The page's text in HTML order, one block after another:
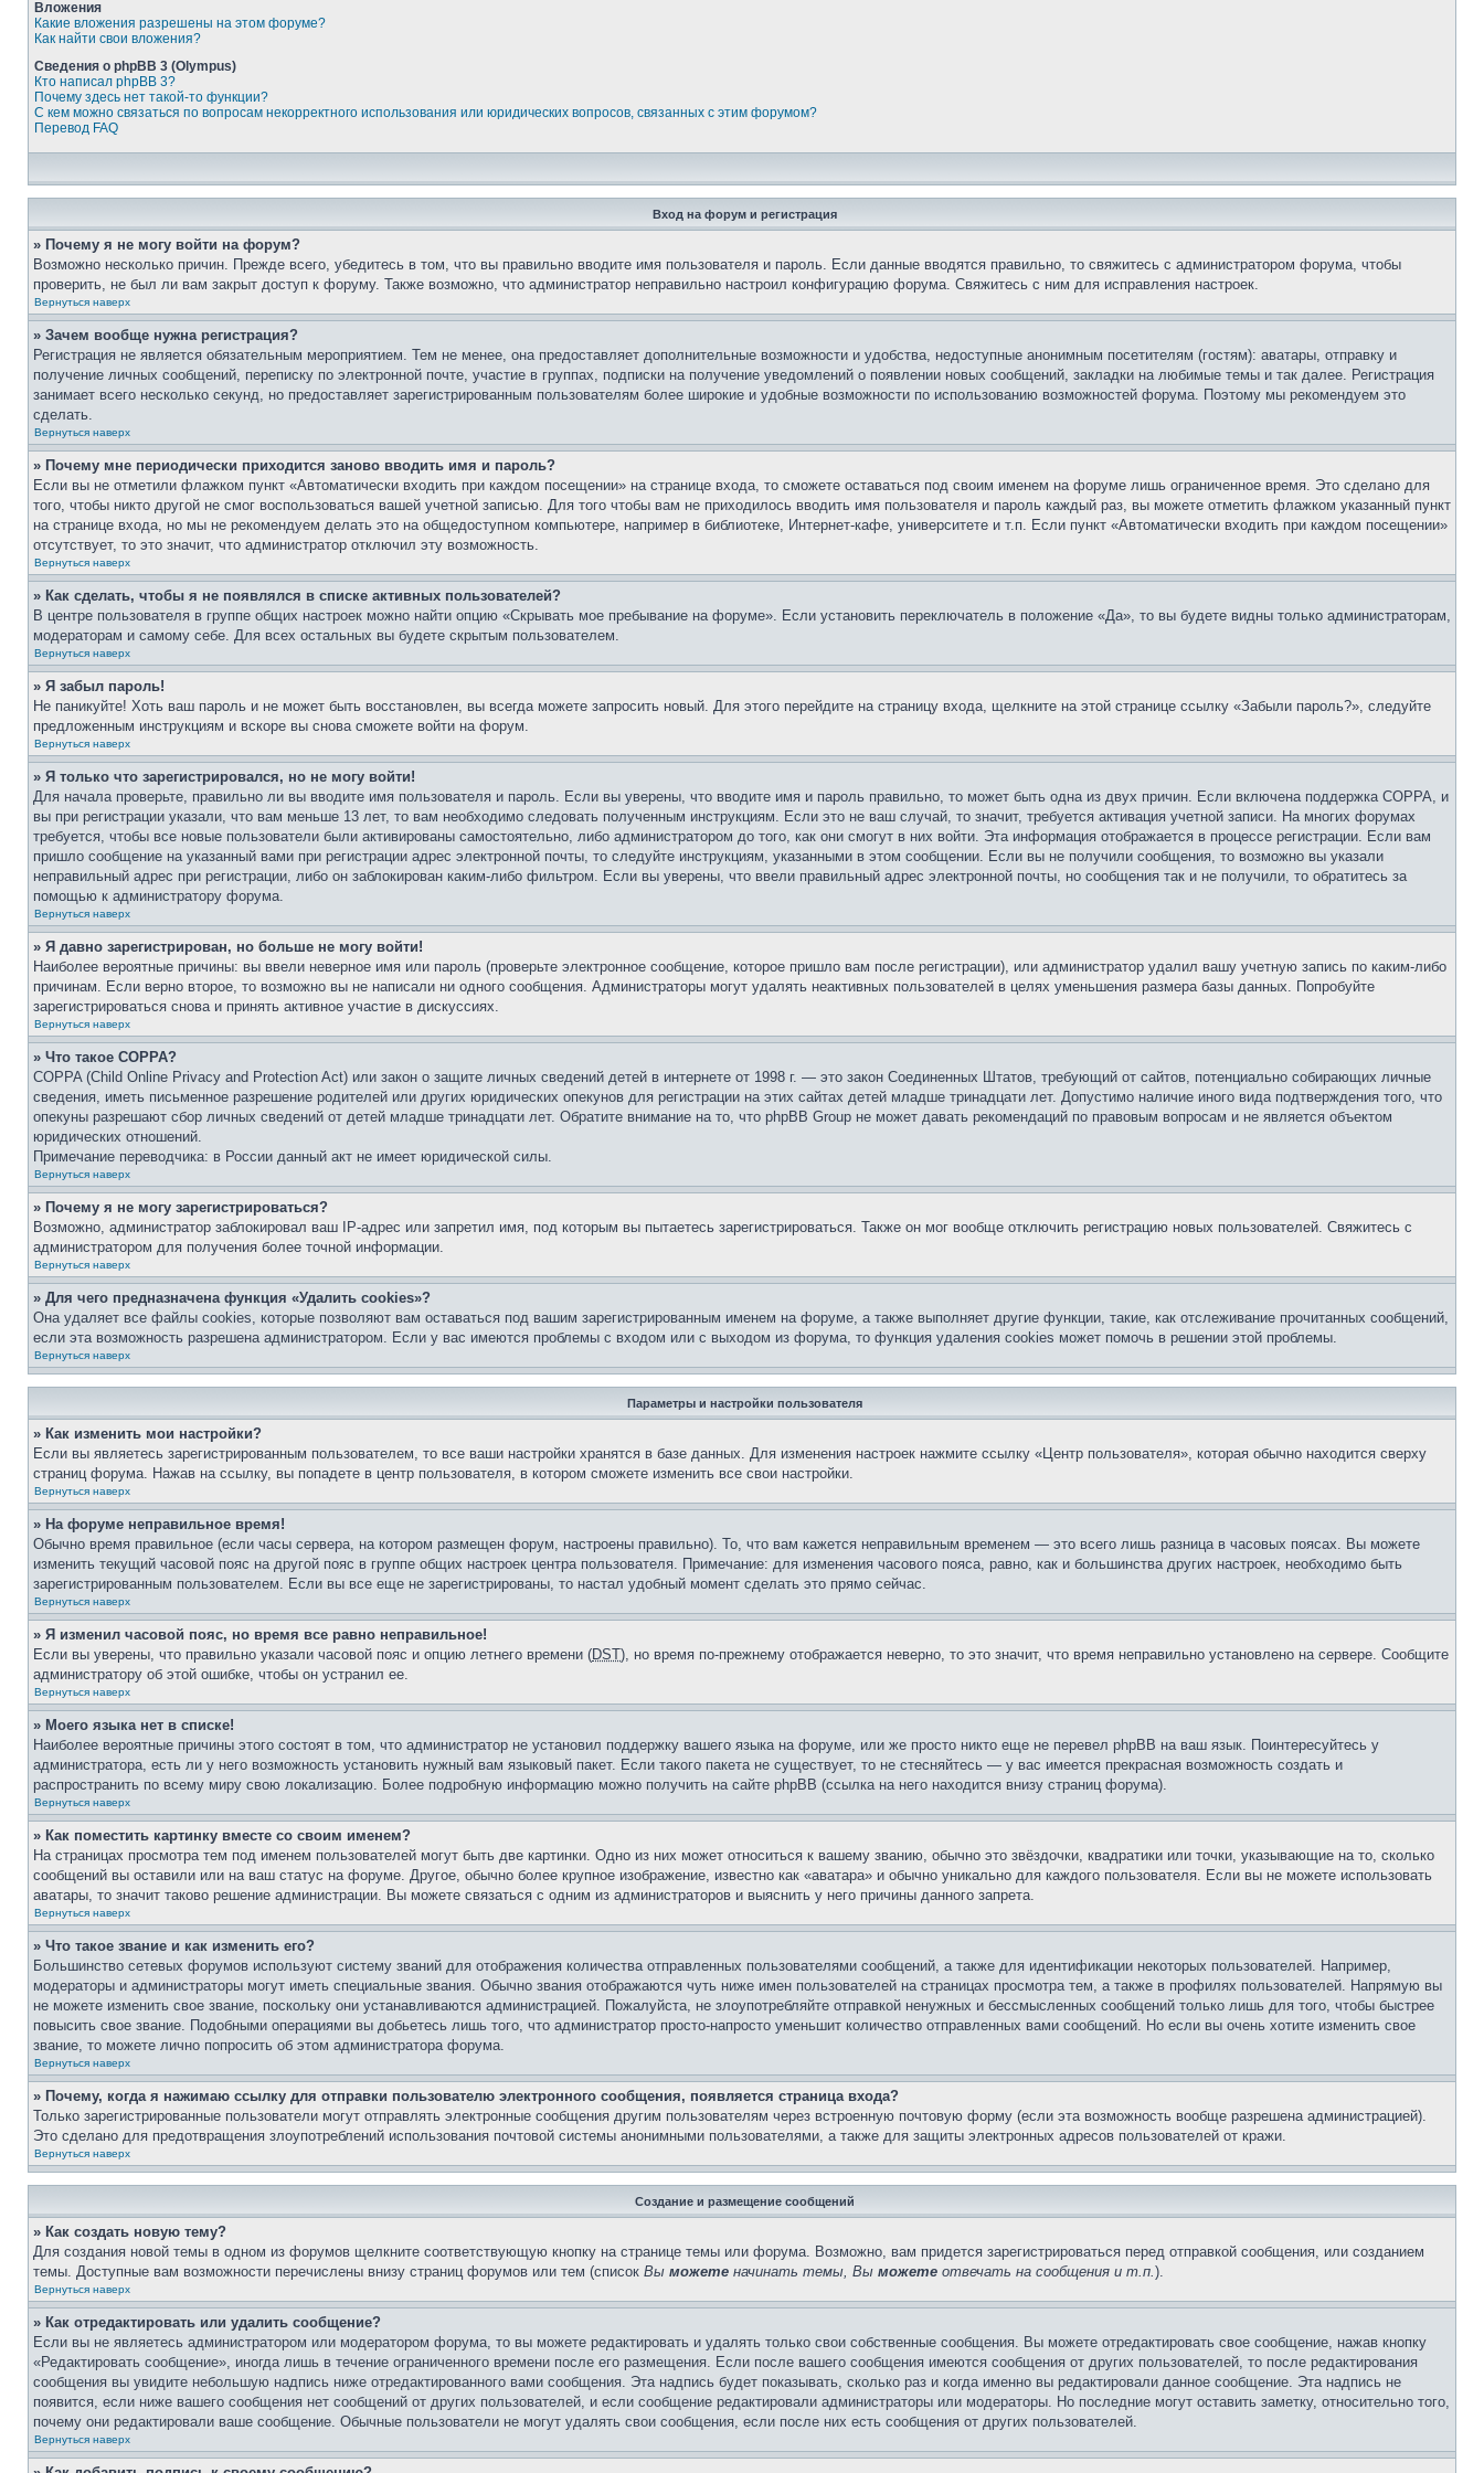
Вложения
Какие вложения разрешены на этом форуме?
Как найти свои вложения?
Сведения о phpBB 3 (Olympus)
Кто написал phpBB 3?
Почему здесь нет такой-то функции?
С кем можно связаться по вопросам некорректного использования или юридических вопросов, связанных с этим форумом?
Перевод FAQ
Вход на форум и регистрация
» Почему я не могу войти на форум?
Возможно несколько причин. Прежде всего, убедитесь в том, что вы правильно вводите имя пользователя и пароль. Если данные вводятся правильно, то свяжитесь с администратором форума, чтобы
проверить, не был ли вам закрыт доступ к форуму. Также возможно, что администратор неправильно настроил конфигурацию форума. Свяжитесь с ним для исправления настроек.
Вернуться наверх
» Зачем вообще нужна регистрация?
Регистрация не является обязательным мероприятием. Тем не менее, она предоставляет дополнительные возможности и удобства, недоступные анонимным посетителям (гостям): аватары, отправку и
получение личных сообщений, переписку по электронной почте, участие в группах, подписки на получение уведомлений о появлении новых сообщений, закладки на любимые темы и так далее. Регистрация
занимает всего несколько секунд, но предоставляет зарегистрированным пользователям более широкие и удобные возможности по использованию возможностей форума. Поэтому мы рекомендуем это
сделать.
Вернуться наверх
» Почему мне периодически приходится заново вводить имя и пароль?
Если вы не отметили флажком пункт «Автоматически входить при каждом посещении» на странице входа, то сможете оставаться под своим именем на форуме лишь ограниченное время. Это сделано для
того, чтобы никто другой не смог воспользоваться вашей учетной записью. Для того чтобы вам не приходилось вводить имя пользователя и пароль каждый раз, вы можете отметить флажком указанный пункт
на странице входа, но мы не рекомендуем делать это на общедоступном компьютере, например в библиотеке, Интернет-кафе, университете и т.п. Если пункт «Автоматически входить при каждом посещении»
отсутствует, то это значит, что администратор отключил эту возможность.
Вернуться наверх
» Как сделать, чтобы я не появлялся в списке активных пользователей?
В центре пользователя в группе общих настроек можно найти опцию «Скрывать мое пребывание на форуме». Если установить переключатель в положение «Да», то вы будете видны только администраторам,
модераторам и самому себе. Для всех остальных вы будете скрытым пользователем.
Вернуться наверх
» Я забыл пароль!
Не паникуйте! Хоть ваш пароль и не может быть восстановлен, вы всегда можете запросить новый. Для этого перейдите на страницу входа, щелкните на этой странице ссылку «Забыли пароль?», следуйте
предложенным инструкциям и вскоре вы снова сможете войти на форум.
Вернуться наверх
» Я только что зарегистрировался, но не могу войти!
Для начала проверьте, правильно ли вы вводите имя пользователя и пароль. Если вы уверены, что вводите имя и пароль правильно, то может быть одна из двух причин. Если включена поддержка COPPA, и
вы при регистрации указали, что вам меньше 13 лет, то вам необходимо следовать полученным инструкциям. Если это не ваш случай, то значит, требуется активация учетной записи. На многих форумах
требуется, чтобы все новые пользователи были активированы самостоятельно, либо администратором до того, как они смогут в них войти. Эта информация отображается в процессе регистрации. Если вам
пришло сообщение на указанный вами при регистрации адрес электронной почты, то следуйте инструкциям, указанными в этом сообщении. Если вы не получили сообщения, то возможно вы указали
неправильный адрес при регистрации, либо он заблокирован каким-либо фильтром. Если вы уверены, что ввели правильный адрес электронной почты, но сообщения так и не получили, то обратитесь за
помощью к администратору форума.
Вернуться наверх
» Я давно зарегистрирован, но больше не могу войти!
Наиболее вероятные причины: вы ввели неверное имя или пароль (проверьте электронное сообщение, которое пришло вам после регистрации), или администратор удалил вашу учетную запись по каким-либо
причинам. Если верно второе, то возможно вы не написали ни одного сообщения. Администраторы могут удалять неактивных пользователей в целях уменьшения размера базы данных. Попробуйте
зарегистрироваться снова и принять активное участие в дискуссиях.
Вернуться наверх
» Что такое COPPA?
COPPA (Child Online Privacy and Protection Act) или закон о защите личных сведений детей в интернете от 1998 г. — это закон Соединенных Штатов, требующий от сайтов, потенциально собирающих личные
сведения, иметь письменное разрешение родителей или других юридических опекунов для регистрации на этих сайтах детей младше тринадцати лет. Допустимо наличие иного вида подтверждения того, что
опекуны разрешают сбор личных сведений от детей младше тринадцати лет. Обратите внимание на то, что phpBB Group не может давать рекомендаций по правовым вопросам и не является объектом
юридических отношений.
Примечание переводчика: в России данный акт не имеет юридической силы.
Вернуться наверх
» Почему я не могу зарегистрироваться?
Возможно, администратор заблокировал ваш IP-адрес или запретил имя, под которым вы пытаетесь зарегистрироваться. Также он мог вообще отключить регистрацию новых пользователей. Свяжитесь с
администратором для получения более точной информации.
Вернуться наверх
» Для чего предназначена функция «Удалить cookies»?
Она удаляет все файлы cookies, которые позволяют вам оставаться под вашим зарегистрированным именем на форуме, а также выполняет другие функции, такие, как отслеживание прочитанных сообщений,
если эта возможность разрешена администратором. Если у вас имеются проблемы с входом или с выходом из форума, то функция удаления cookies может помочь в решении этой проблемы.
Вернуться наверх
Параметры и настройки пользователя
» Как изменить мои настройки?
Если вы являетесь зарегистрированным пользователем, то все ваши настройки хранятся в базе данных. Для изменения настроек нажмите ссылку «Центр пользователя», которая обычно находится сверху
страниц форума. Нажав на ссылку, вы попадете в центр пользователя, в котором сможете изменить все свои настройки.
Вернуться наверх
» На форуме неправильное время!
Обычно время правильное (если часы сервера, на котором размещен форум, настроены правильно). То, что вам кажется неправильным временем — это всего лишь разница в часовых поясах. Вы можете
изменить текущий часовой пояс на другой пояс в группе общих настроек центра пользователя. Примечание: для изменения часового пояса, равно, как и большинства других настроек, необходимо быть
зарегистрированным пользователем. Если вы все еще не зарегистрированы, то настал удобный момент сделать это прямо сейчас.
Вернуться наверх
» Я изменил часовой пояс, но время все равно неправильное!
Если вы уверены, что правильно указали часовой пояс и опцию летнего времени (DST), но время по-прежнему отображается неверно, то это значит, что время неправильно установлено на сервере. Сообщите
администратору об этой ошибке, чтобы он устранил ее.
Вернуться наверх
» Моего языка нет в списке!
Наиболее вероятные причины этого состоят в том, что администратор не установил поддержку вашего языка на форуме, или же просто никто еще не перевел phpBB на ваш язык. Поинтересуйтесь у
администратора, есть ли у него возможность установить нужный вам языковый пакет. Если такого пакета не существует, то не стесняйтесь — у вас имеется прекрасная возможность создать и
распространить по всему миру свою локализацию. Более подробную информацию можно получить на сайте phpBB (ссылка на него находится внизу страниц форума).
Вернуться наверх
» Как поместить картинку вместе со своим именем?
На страницах просмотра тем под именем пользователей могут быть две картинки. Одно из них может относиться к вашему званию, обычно это звёздочки, квадратики или точки, указывающие на то, сколько
сообщений вы оставили или на ваш статус на форуме. Другое, обычно более крупное изображение, известно как «аватара» и обычно уникально для каждого пользователя. Если вы не можете использовать
аватары, то значит таково решение администрации. Вы можете связаться с одним из администраторов и выяснить у него причины данного запрета.
Вернуться наверх
» Что такое звание и как изменить его?
Большинство сетевых форумов используют систему званий для отображения количества отправленных пользователями сообщений, а также для идентификации некоторых пользователей. Например,
модераторы и администраторы могут иметь специальные звания. Обычно звания отображаются чуть ниже имен пользователей на страницах просмотра тем, а также в профилях пользователей. Напрямую вы
не можете изменить свое звание, поскольку они устанавливаются администрацией. Пожалуйста, не злоупотребляйте отправкой ненужных и бессмысленных сообщений только лишь для того, чтобы быстрее
повысить свое звание. Подобными операциями вы добьетесь лишь того, что администратор просто-напросто уменьшит количество отправленных вами сообщений. Но если вы очень хотите изменить свое
звание, то можете лично попросить об этом администратора форума.
Вернуться наверх
» Почему, когда я нажимаю ссылку для отправки пользователю электронного сообщения, появляется страница входа?
Только зарегистрированные пользователи могут отправлять электронные сообщения другим пользователям через встроенную почтовую форму (если эта возможность вообще разрешена администрацией).
Это сделано для предотвращения злоупотреблений использования почтовой системы анонимными пользователями, а также для защиты электронных адресов пользователей от кражи.
Вернуться наверх
Создание и размещение сообщений
» Как создать новую тему?
Для создания новой темы в одном из форумов щелкните соответствующую кнопку на странице темы или форума. Возможно, вам придется зарегистрироваться перед отправкой сообщения, или созданием
темы. Доступные вам возможности перечислены внизу страниц форумов или тем (список Вы можете начинать темы, Вы можете отвечать на сообщения и т.п.).
Вернуться наверх
» Как отредактировать или удалить сообщение?
Если вы не являетесь администратором или модератором форума, то вы можете редактировать и удалять только свои собственные сообщения. Вы можете отредактировать свое сообщение, нажав кнопку
«Редактировать сообщение», иногда лишь в течение ограниченного времени после его размещения. Если после вашего сообщения имеются сообщения от других пользователей, то после редактирования
сообщения вы увидите небольшую надпись ниже отредактированного вами сообщения. Эта надпись будет показывать, сколько раз и когда именно вы редактировали данное сообщение. Эта надпись не
появится, если ниже вашего сообщения нет сообщений от других пользователей, и если сообщение редактировали администраторы или модераторы. Но последние могут оставить заметку, относительно того,
почему они редактировали ваше сообщение. Обычные пользователи не могут удалять свои сообщения, если после них есть сообщения от других пользователей.
Вернуться наверх